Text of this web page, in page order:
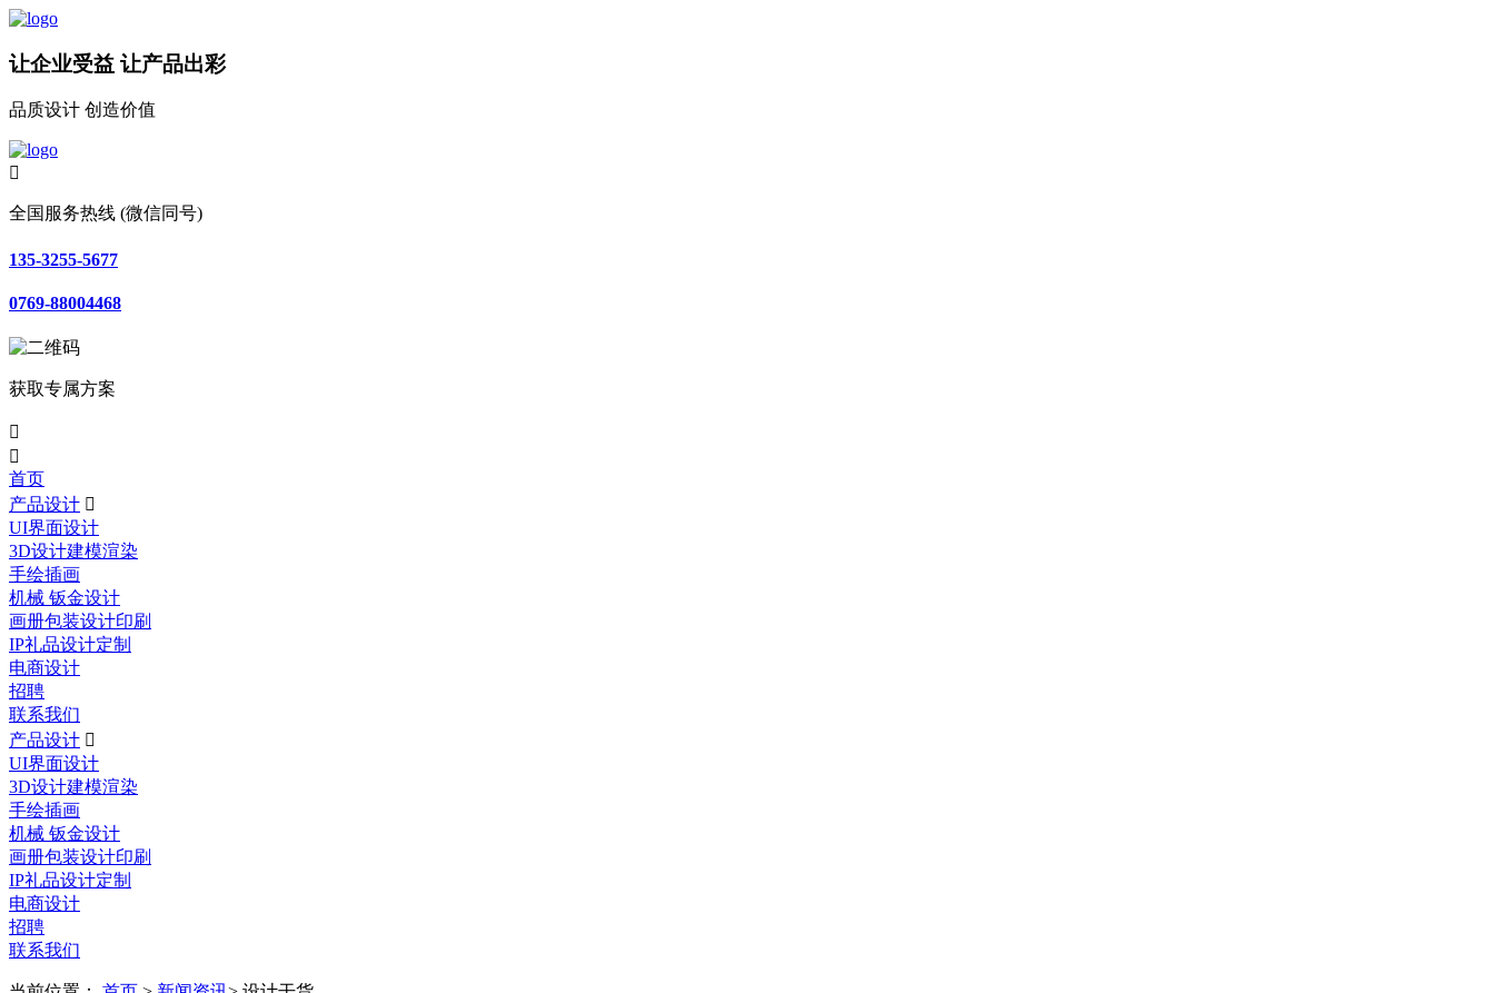
让企业受益 让产品出彩
品质设计 创造价值

全国服务热线 (微信同号)
135-3255-5677
0769-88004468
获取专属方案


首页
产品设计 
UI界面设计
3D设计建模渲染
手绘插画
机械 钣金设计
画册包装设计印刷
IP礼品设计定制
电商设计
招聘
联系我们
产品设计 
UI界面设计
3D设计建模渲染
手绘插画
机械 钣金设计
画册包装设计印刷
IP礼品设计定制
电商设计
招聘
联系我们